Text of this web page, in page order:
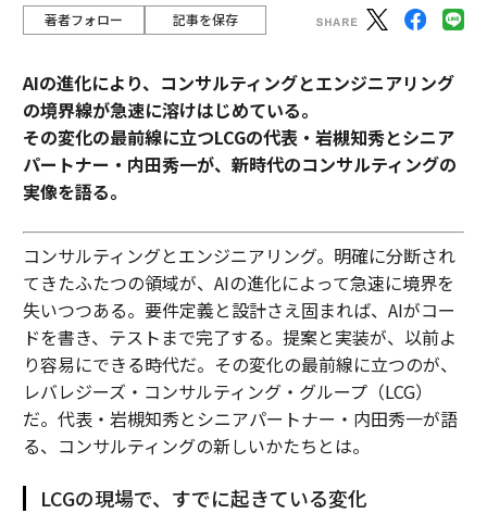
著者フォロー 記事を保存
AIの進化により、コンサルティングとエンジニアリング
の境界線が急速に溶けはじめている。
その変化の最前線に立つLCGの代表・岩槻知秀とシニア
パートナー・内田秀一が、新時代のコンサルティングの
実像を語る。
コンサルティングとエンジニアリング。明確に分断され
てきたふたつの領域が、AIの進化によって急速に境界を
失いつつある。要件定義と設計さえ固まれば、AIがコー
ドを書き、テストまで完了する。提案と実装が、以前よ
り容易にできる時代だ。その変化の最前線に立つのが、
レバレジーズ・コンサルティング・グループ（LCG）
だ。代表・岩槻知秀とシニアパートナー・内田秀一が語
る、コンサルティングの新しいかたちとは。
LCGの現場で、すでに起きている変化